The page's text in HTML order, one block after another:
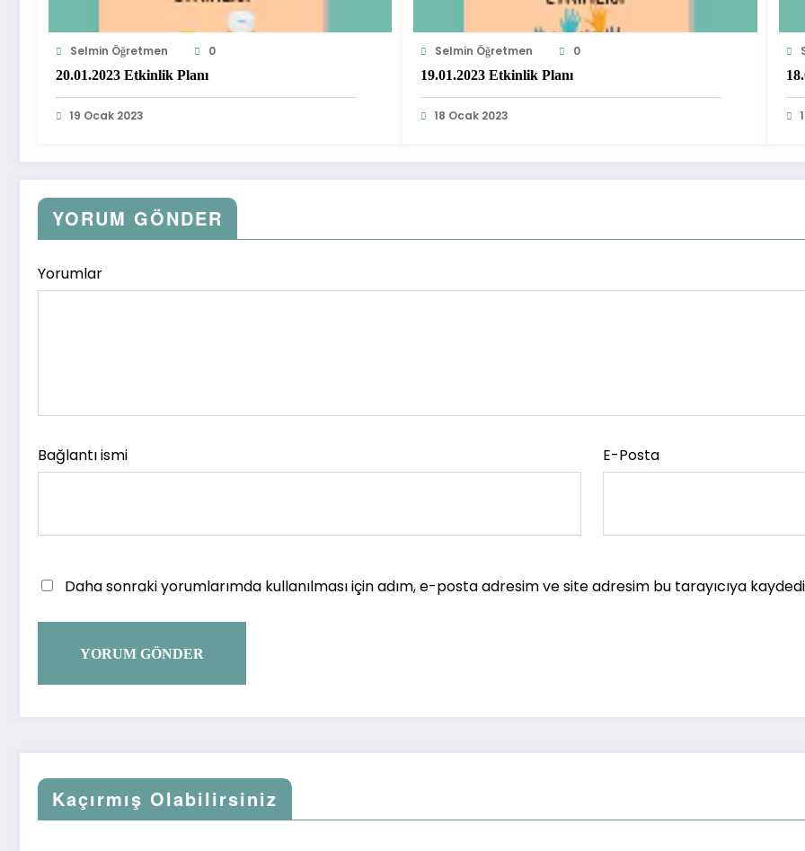
Selmin Öğretmen
0
20.01.2023 Etkinlik Planı
19 Ocak 2023
Selmin Öğretmen
0
19.01.2023 Etkinlik Planı
18 Ocak 2023
YORUM GÖNDER
Yorumlar
Bağlantı ismi E-Posta
Daha sonraki yorumlarımda kullanılması için adım, e-posta adresim ve site adresim bu tarayıcıya
Kaçırmış Olabilirsiniz